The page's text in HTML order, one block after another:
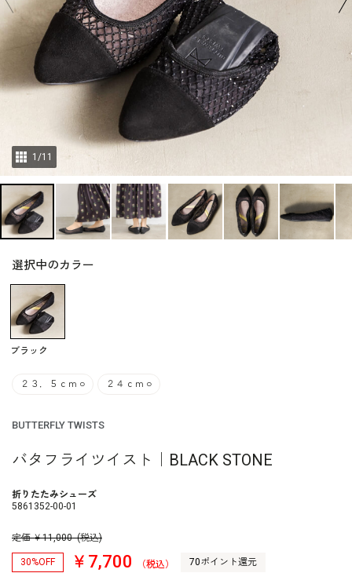
1 /11
選択中のカラー
ブラック
２３．５ｃｍ ○ ２４ｃｍ ○
BUTTERFLY TWISTS
バタフライツイスト｜BLACK STONE
折りたたみシューズ
5861352-00-01
定価 ￥11,000 (税込)
30%OFF ￥7,700 （税込） 70ポイント還元